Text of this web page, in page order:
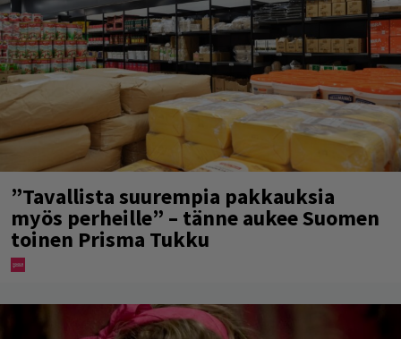
”Tavallista suurempia pakkauksia
myös perheille” – tänne aukee Suomen
toinen Prisma Tukku